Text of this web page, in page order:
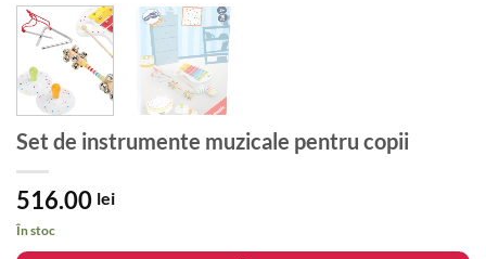
Set de instrumente muzicale pentru copii
516.00 lei
În stoc